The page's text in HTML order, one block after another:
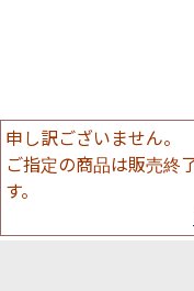
申し訳ございません。
ご指定の商品は販売終
す。